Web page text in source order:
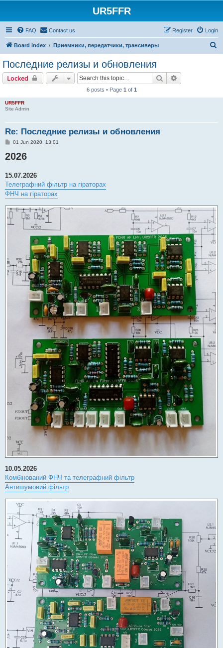
UR5FFR
FAQ Contact us Login
Register
Board index Приемники, передатчики, трансиверы
Последние релизы и обновления
Locked Search
6 posts • Page 1 of 1
UR5FFR
Site Admin
Re: Последние релизы и обновления
P
s
t
01 Jun 2020, 13:01
2026
15.07.2026
Телеграфний фільтр на гіраторах
ФНЧ на гіраторах
10.05.2026
Комбінований ФНЧ та телеграфний фільтр
Антишумовий фільтр